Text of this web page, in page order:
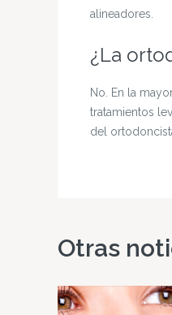
alineadores.
¿La
No. En la
tratamientos
del
Otras